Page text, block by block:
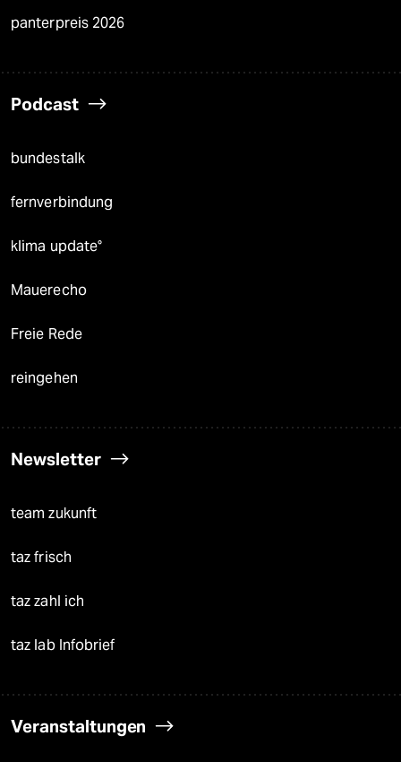
panterpreis 2026
Podcast
bundestalk
fernverbindung
klima update°
Mauerecho
Freie Rede
reingehen
Newsletter
team zukunft
taz frisch
taz zahl ich
taz lab Infobrief
Veranstaltungen